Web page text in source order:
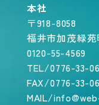
本社
〒918-8058
福井市加茂緑苑
0120-55-4569
TEL/0776-33-
FAX/0776-33-
MAIL/